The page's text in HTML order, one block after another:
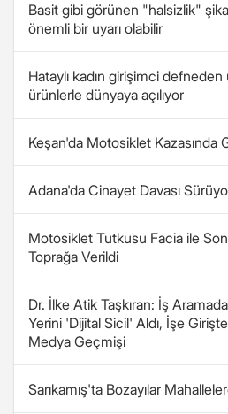
Basit gibi görünen "halsizlik"
önemli bir uyarı olabilir
Hataylı kadın girişimci
ürünlerle dünyaya açılıyor
Keşan'da Motosiklet Kazasında
Adana'da Cinayet Davası
Motosiklet Tutkusu Facia ile
Toprağa Verildi
Dr. İlke Atik Taşkıran: İş
Yerini 'Dijital Sicil' Aldı, İşe
Medya Geçmişi
Sarıkamış'ta Bozayılar